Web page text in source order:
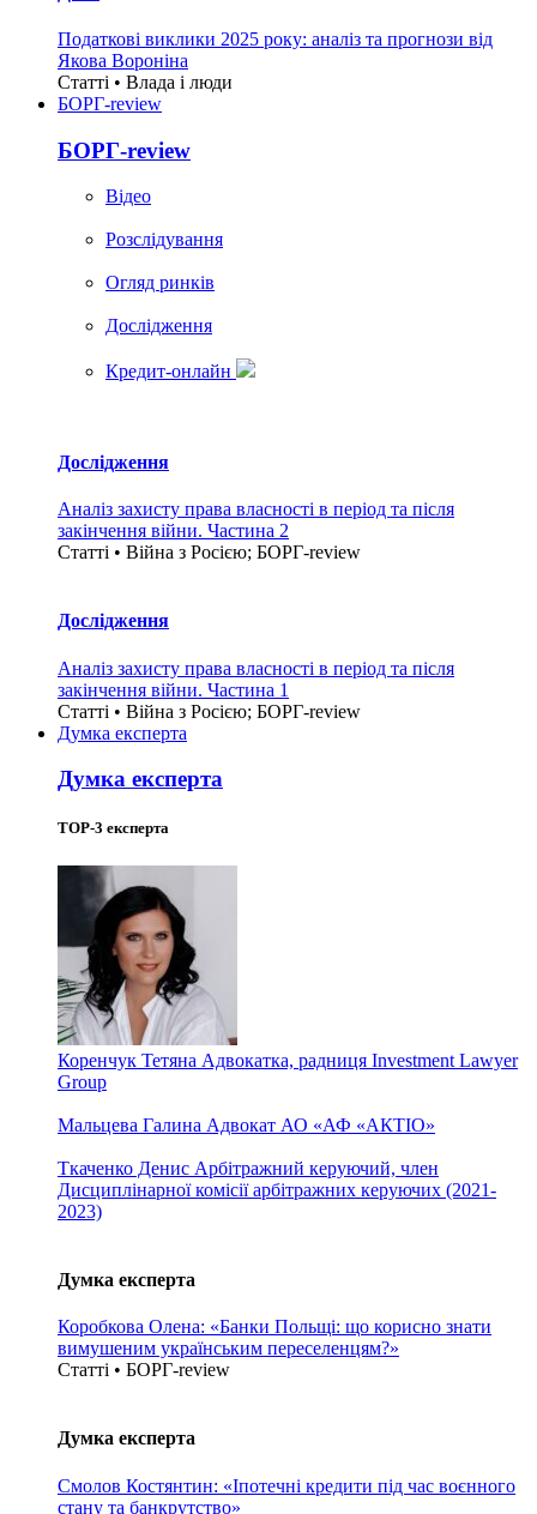
Податкові виклики 2025 року: аналіз та прогнози від
Якова Вороніна
Статті • Влада i люди
БОРГ-review
БОРГ-review
Вiдео
Розслідування
Огляд ринків
Дослідження
Кредит-онлайн
Дослідження
Аналіз захисту права власності в період та після
закінчення війни. Частина 2
Статті • Війна з Росією; БОРГ-review
Дослідження
Аналіз захисту права власності в період та після
закінчення війни. Частина 1
Статті • Війна з Росією; БОРГ-review
Думка експерта
Думка експерта
TOP-3 експерта
Коренчук Тетяна Адвокатка, радниця Investment Lawyer
Group
Мальцева Галина Адвокат АО «АФ «АКТІО»
Ткаченко Денис Арбітражний керуючий, член
Дисциплінарної комісії арбітражних керуючих (2021-
2023)
Думка експерта
Коробкова Олена: «Банки Польщі: що корисно знати
вимушеним українським переселенцям?»
Статті • БОРГ-review
Думка експерта
Смолов Костянтин: «Іпотечні кредити під час воєнного
стану та банкрутство»